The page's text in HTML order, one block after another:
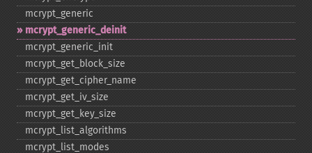
mcrypt_​generic
mcrypt_​generic_​deinit
mcrypt_​generic_​init
mcrypt_​get_​block_​size
mcrypt_​get_​cipher_​name
mcrypt_​get_​iv_​size
mcrypt_​get_​key_​size
mcrypt_​list_​algorithms
mcrypt_​list_​modes